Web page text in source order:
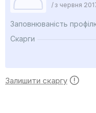
/ з червня
Заповнюваність
Скарги
Залишити скаргу